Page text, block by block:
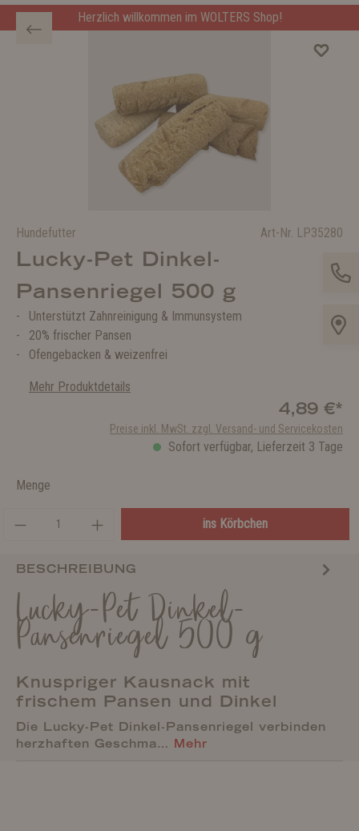
Herzlich willkommen im WOLTERS Shop!
Hundefutter Art-Nr. LP35280
Lucky-Pet Dinkel-
Pansenriegel 500 g
Unterstützt Zahnreinigung & Immunsystem
20% frischer Pansen
Ofengebacken & weizenfrei
Mehr Produktdetails
4,89 €*
Preise inkl. MwSt. zzgl. Versand- und Servicekosten
Sofort verfügbar, Lieferzeit 3 Tage
Menge
ins Körbchen
BESCHREIBUNG
Lucky-Pet Dinkel-
Pansenriegel 500 g
Knuspriger Kausnack mit
frischem Pansen und Dinkel
Die Lucky-Pet Dinkel-Pansenriegel verbinden
herzhaften Geschma… Mehr